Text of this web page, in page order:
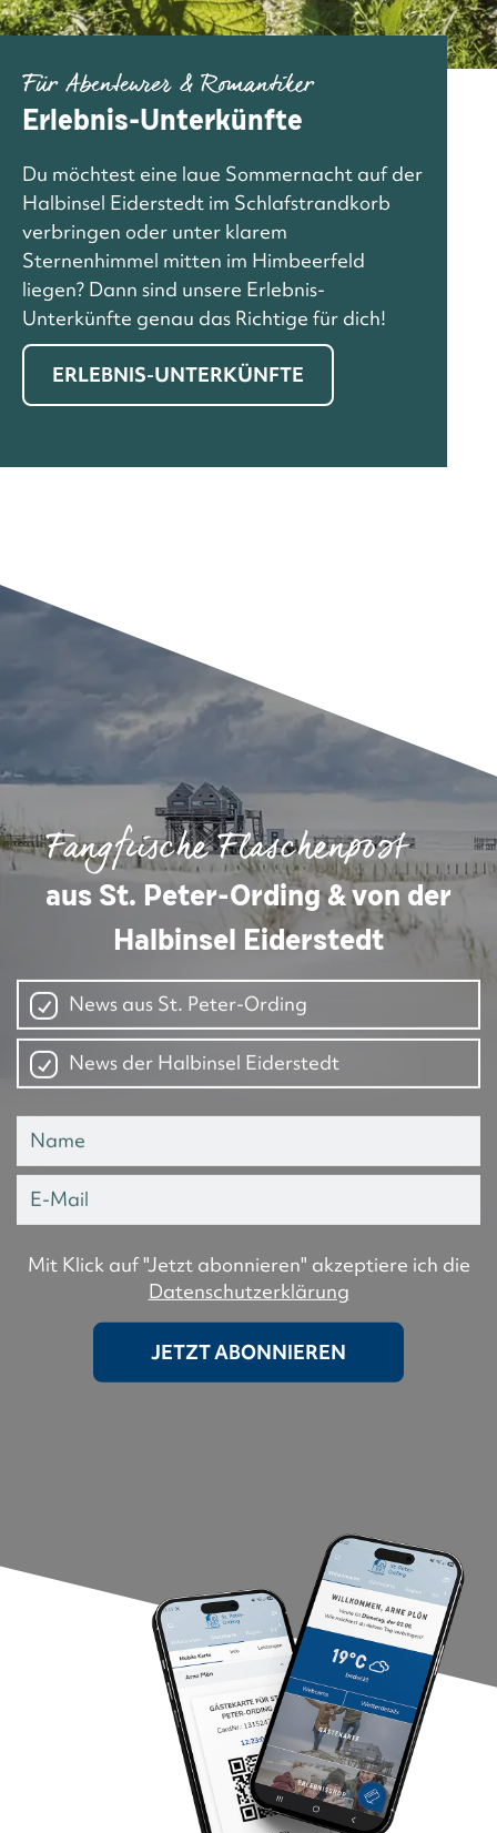
Für Abenteurer & Romantiker
Erlebnis-Unterkünfte
Du möchtest eine laue Sommernacht auf der
Halbinsel Eiderstedt im Schlafstrandkorb
verbringen oder unter klarem
Sternenhimmel mitten im Himbeerfeld
liegen? Dann sind unsere Erlebnis-
Unterkünfte genau das Richtige für dich!
ERLEBNIS-UNTERKÜNFTE
Fangfrische Flaschenpost
aus St. Peter-Ording & von der
Halbinsel Eiderstedt
News aus St. Peter-Ording
News der Halbinsel Eiderstedt
Mit Klick auf "Jetzt abonnieren" akzeptiere ich die
Datenschutzerklärung